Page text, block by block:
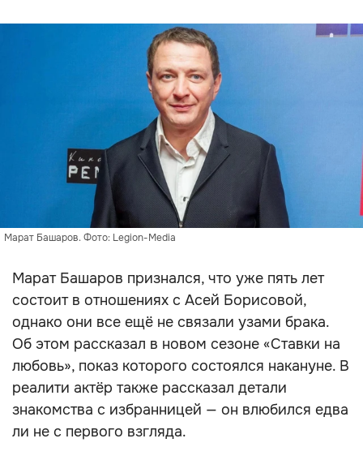
Марат Башаров. Фото: Legion-Media
Марат Башаров признался, что уже пять лет
состоит в отношениях с Асей Борисовой,
однако они все ещё не связали узами брака.
Об этом рассказал в новом сезоне «Ставки на
любовь», показ которого состоялся накануне. В
реалити актёр также рассказал детали
знакомства с избранницей — он влюбился едва
ли не с первого взгляда.